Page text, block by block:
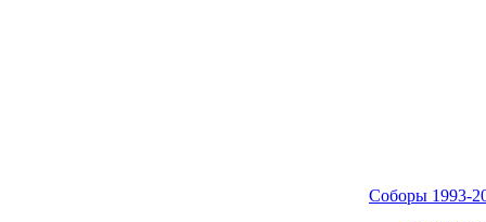
Соборы 1993-